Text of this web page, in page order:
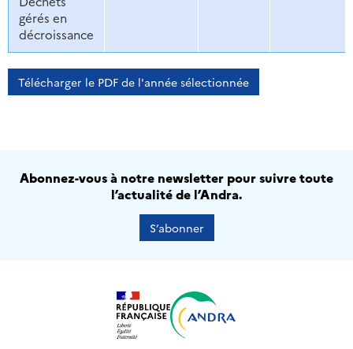
gérés en
décroissance
Télécharger le PDF de l'année sélectionnée
Abonnez-vous à notre newsletter pour suivre toute
l’actualité de l’Andra.
S’abonner